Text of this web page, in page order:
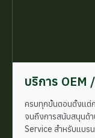
บริการ OEM
ครบทุกขั้นตอนตั้งแต่
จนถึงการสนับสนุนด้
Service สำหรับแบ